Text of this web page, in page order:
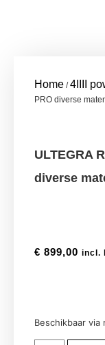
Home /4IIII
PRO diverse
ULTEGRA
diverse
€ 899,00 incl.
Beschikbaar via